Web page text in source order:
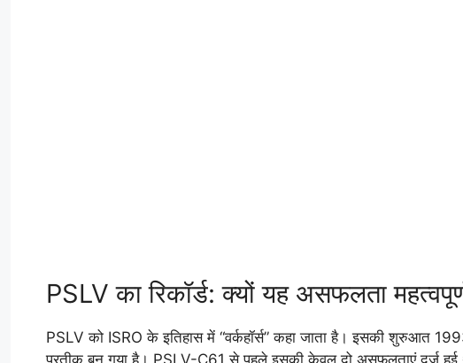
PSLV का रिकॉर्ड: क्यों यह असफलता
PSLV को ISRO के इतिहास में “वर्कहॉर्स” कहा जाता है। इसकी शुरुआत
प्रतीक बन गया है। PSLV-C61 से पहले इसकी केवल दो असफलताएं दर्ज हुई